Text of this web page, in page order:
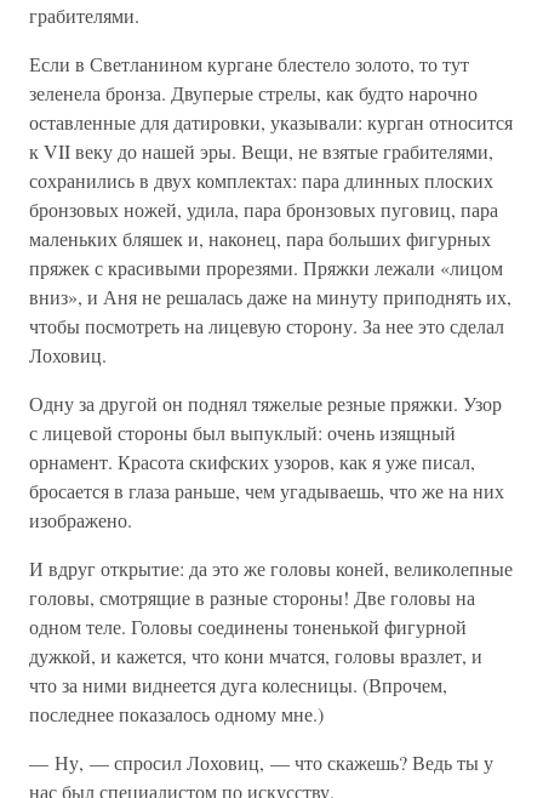
грабителями.
Если в Светланином кургане блестело золото, то тут
зеленела бронза. Двуперые стрелы, как будто нарочно
оставленные для датировки, указывали: курган относится
к VII веку до нашей эры. Вещи, не взятые грабителями,
сохранились в двух комплектах: пара длинных плоских
бронзовых ножей, удила, пара бронзовых пуговиц, пара
маленьких бляшек и, наконец, пара больших фигурных
пряжек с красивыми прорезями. Пряжки лежали «лицом
вниз», и Аня не решалась даже на минуту приподнять их,
чтобы посмотреть на лицевую сторону. За нее это сделал
Лоховиц.
Одну за другой он поднял тяжелые резные пряжки. Узор
с лицевой стороны был выпуклый: очень изящный
орнамент. Красота скифских узоров, как я уже писал,
бросается в глаза раньше, чем угадываешь, что же на них
изображено.
И вдруг открытие: да это же головы коней, великолепные
головы, смотрящие в разные стороны! Две головы на
одном теле. Головы соединены тоненькой фигурной
дужкой, и кажется, что кони мчатся, головы вразлет, и
что за ними виднеется дуга колесницы. (Впрочем,
последнее показалось одному мне.)
— Ну, — спросил Лоховиц, — что скажешь? Ведь ты у
нас был специалистом по искусству.